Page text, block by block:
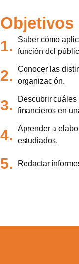
Objetivos
1.
Saber cómo
función del
2.
Conocer las
organización.
3.
Descubrir
financieros en
4.
Aprender a
estudiados.
5. Redactar